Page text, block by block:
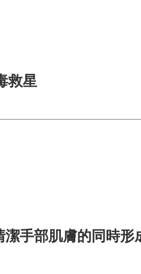
救星
潔手部肌膚的同時形